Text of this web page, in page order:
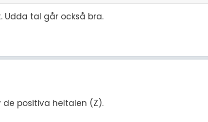
tal går också bra.
positiva heltalen (Z).